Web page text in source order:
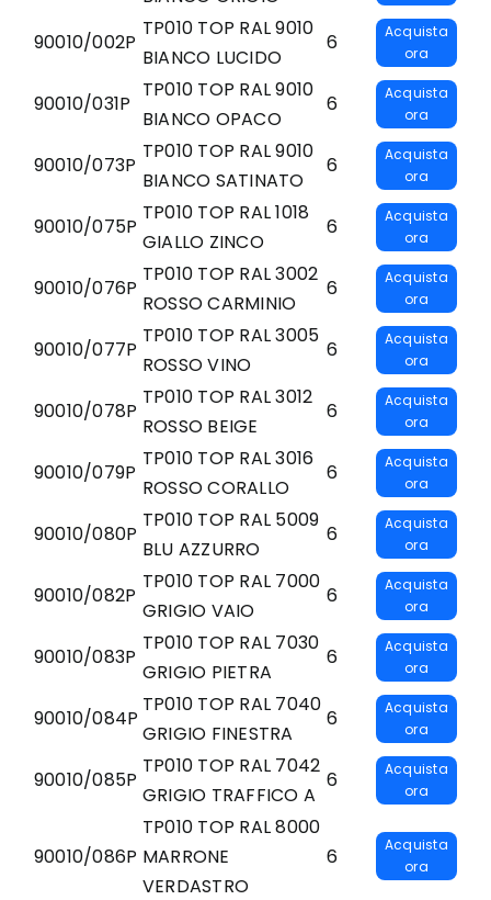
90010/002P
TP010 TOP RAL 9010
BIANCO LUCIDO
6
Acquista
ora
90010/031P
TP010 TOP RAL 9010
BIANCO OPACO
6
Acquista
ora
90010/073P
TP010 TOP RAL 9010
BIANCO SATINATO
6
Acquista
ora
90010/075P
TP010 TOP RAL 1018
GIALLO ZINCO
6
Acquista
ora
90010/076P
TP010 TOP RAL 3002
ROSSO CARMINIO
6
Acquista
ora
90010/077P
TP010 TOP RAL 3005
ROSSO VINO
6
Acquista
ora
90010/078P
TP010 TOP RAL 3012
ROSSO BEIGE
6
Acquista
ora
90010/079P
TP010 TOP RAL 3016
ROSSO CORALLO
6
Acquista
ora
90010/080P
TP010 TOP RAL 5009
BLU AZZURRO
6
Acquista
ora
90010/082P
TP010 TOP RAL 7000
GRIGIO VAIO
6
Acquista
ora
90010/083P
TP010 TOP RAL 7030
GRIGIO PIETRA
6
Acquista
ora
90010/084P
TP010 TOP RAL 7040
GRIGIO FINESTRA
6
Acquista
ora
90010/085P
TP010 TOP RAL 7042
GRIGIO TRAFFICO A
6
Acquista
ora
90010/086P
TP010 TOP RAL 8000
MARRONE
VERDASTRO
6
Acquista
ora